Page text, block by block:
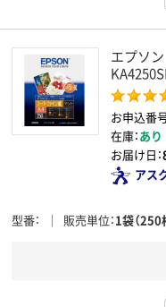
エプソ
お申込番
在庫：あり
お届け日：
アス
型番 販売単位 1袋（250